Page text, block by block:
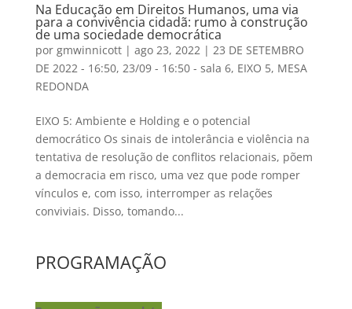
Na Educação em Direitos Humanos, uma via
para a convivência cidadã: rumo à construção
de uma sociedade democrática
por gmwinnicott| ago 23, 2022| 23 DE SETEMBRO
DE 2022 - 16:50, 23/09 - 16:50 - sala 6, EIXO 5, MESA
REDONDA
EIXO 5: Ambiente e Holding e o potencial
democrático Os sinais de intolerância e violência na
tentativa de resolução de conflitos relacionais, põem
a democracia em risco, uma vez que pode romper
vínculos e, com isso, interromper as relações
conviviais. Disso, tomando...
PROGRAMAÇÃO